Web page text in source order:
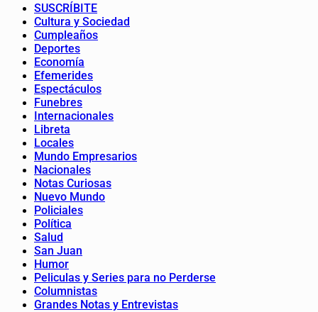
SUSCRÍBITE
Cultura y Sociedad
Cumpleaños
Deportes
Economía
Efemerides
Espectáculos
Funebres
Internacionales
Libreta
Locales
Mundo Empresarios
Nacionales
Notas Curiosas
Nuevo Mundo
Policiales
Política
Salud
San Juan
Humor
Peliculas y Series para no Perderse
Columnistas
Grandes Notas y Entrevistas